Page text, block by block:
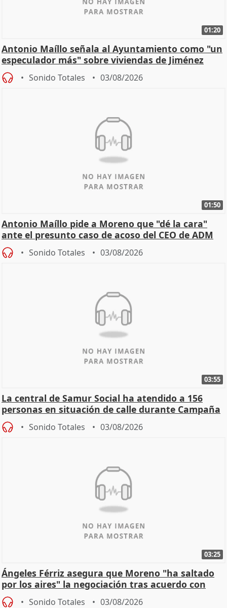
01:20
Antonio Maíllo señala al Ayuntamiento como "un
especulador más" sobre viviendas de Jiménez
Becerril
Sonido Totales 03/08/2026
01:50
Antonio Maíllo pide a Moreno que "dé la cara"
ante el presunto caso de acoso del CEO de ADM
Sonido Totales 03/08/2026
03:55
La central de Samur Social ha atendido a 156
personas en situación de calle durante Campaña
de Calor
Sonido Totales 03/08/2026
03:25
Ángeles Férriz asegura que Moreno "ha saltado
por los aires" la negociación tras acuerdo con
SMA
Sonido Totales 03/08/2026